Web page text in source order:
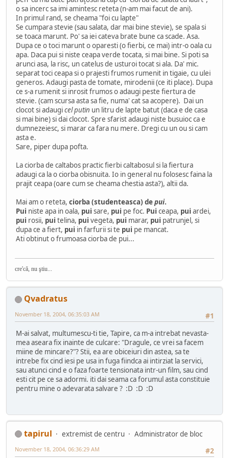
o sa incerc sa imi amintesc reteta (n-am mai facut de ani).
In primul rand, se cheama "foi cu lapte"
Se cumpara stevie (sau salata, dar mai bine stevie), se spala si
se toaca marunt. Po' sa iei cateva brate bune ca scade. Asa.
Dupa ce o toci marunt o oparesti (o fierbi, ce mai) intr-o oala cu
apa. Daca pui si niste ceapa verde tocata, si mai bine. Si poti sa
arunci asa, la risc, un catelus de usturoi tocat si ala. Da' mic.
separat toci ceapa si o prajesti frumos rumenit in tigaie, cu ulei
generos. Adaugi pasta de tomate, mirodenii (ce iti place). Dupa
ce s-a rumenit si inrosit frumos o adaugi peste fiertura de
stevie. (cam scursa asta sa fie, numa' cat sa acopere). Dai un
clocot si adaugicel putin un litru de lapte batut (daca e de casa
si mai bine) si dai clocot. Spre sfarist adaugi niste busuioc ca e
dumnezeiesc, si marar ca fara nu mere. Dregi cu un ou si cam
asta e.
Sare, piper dupa pofta.
La ciorba de caltabos practic fierbi caltabosul si la fiertura
adaugi ca la o ciorba obisnuita. Io in general nu folosesc faina la
prajit ceapa (oare cum se cheama chestia asta?), altii da.
Mai am o reteta, ciorba (studenteasca) depui.
Pui niste apa in oala, pui sare, pui pe foc. Pui ceapa, pui ardei,
pui rosii, pui telina, pui vegeta, pui marar, pui patrunjel, si
dupa ce a fiert, pui in farfurii si te pui pe mancat.
Ati obtinut o frumoasa ciorba de pui...
cre'că, nu ştiu...
Qvadratus
#1
November 18, 2004, 06:35:03 AM
M-ai salvat, multumescu-ti tie, Tapire, ca m-a intrebat nevasta-
mea aseara fix inainte de culcare: "Dragule, ce vrei sa facem
miine de mincare?"? Stii, ea are obiceiuri din astea, sa te
intrebe fix cind iesi pe usa in fuga fiindca ai intirziat la servici,
sau atunci cind e o faza foarte tensionata intr-un film, sau cind
esti cit pe ce sa adormi. iti dai seama ca forumul asta constituie
pentru mine o adevarata salvare ? :D :D :D
tapirul extremist de centru
Administrator de bloc
#2
November 18, 2004, 06:36:29 AM